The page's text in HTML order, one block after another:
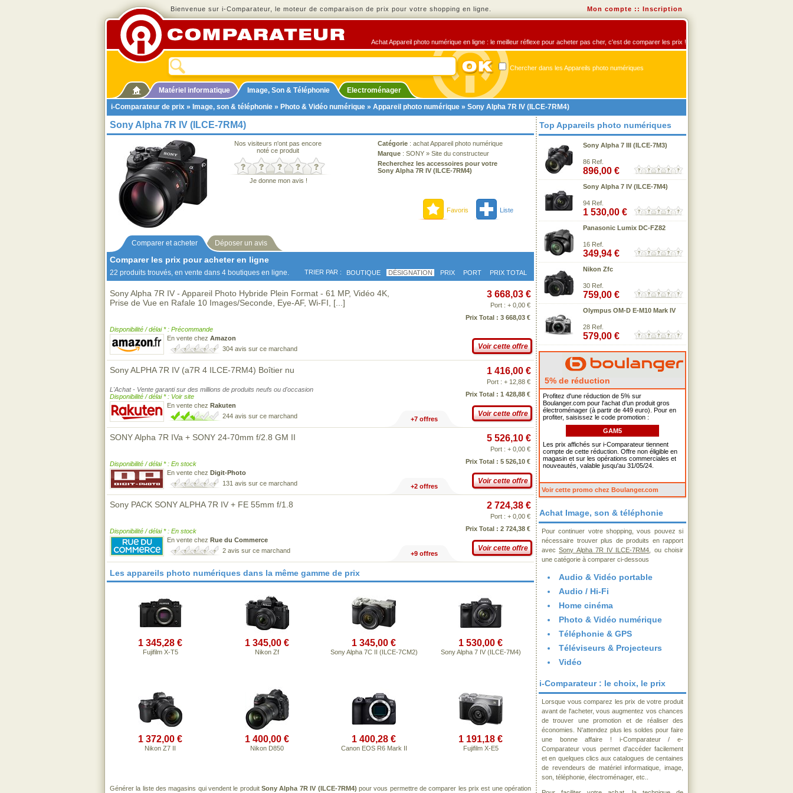
Bienvenue sur i-Comparateur, le moteur de comparaison de prix pour votre shopping en ligne. Mon compte :: Inscription
Achat Appareil photo numérique en ligne : le meilleur réflexe pour acheter pas cher, c'est de comparer les prix !
Chercher dans les Appareils photo numériques
Matériel informatique Image, Son & Téléphonie
Electroménager
i-Comparateur de prix » Image, son & téléphonie » Photo & Vidéo numérique » Appareil photo numérique » Sony Alpha 7R IV (ILCE-7RM4)
Sony Alpha 7R IV (ILCE-7RM4)
Nos visiteurs n'ont pas encore
noté ce produit
Je donne mon avis !
Catégorie : achat Appareil photo numérique
Marque : SONY » Site du constructeur
Recherchez les accessoires pour votre
Sony Alpha 7R IV (ILCE-7RM4)
Favoris Liste
Comparer et acheter Déposer un avis
Comparer les prix pour acheter en ligne
22 produits trouvés, en vente dans 4 boutiques en ligne. TRIER PAR : BOUTIQUE DÉSIGNATION PRIX PORT PRIX TOTAL
Sony Alpha 7R IV - Appareil Photo Hybride Plein Format - 61 MP, Vidéo 4K,
Prise de Vue en Rafale 10 Images/Seconde, Eye-AF, Wi-FI, [...]
Disponibilité / délai * : Précommande
En vente chez Amazon
304 avis sur ce marchand
3 668,03 €
Port : + 0,00 €
Prix Total : 3 668,03 €
Voir cette offre
Sony ALPHA 7R IV (a7R 4 ILCE-7RM4) Boîtier nu
L'Achat - Vente garanti sur des millions de produits neufs ou d'occasion
Disponibilité / délai * : Voir site
En vente chez Rakuten
244 avis sur ce marchand
1 416,00 €
Port : + 12,88 €
Prix Total : 1 428,88 €
Voir cette offre
+7 offres
SONY Alpha 7R IVa + SONY 24-70mm f/2.8 GM II
Disponibilité / délai * : En stock
En vente chez Digit-Photo
131 avis sur ce marchand
5 526,10 €
Port : + 0,00 €
Prix Total : 5 526,10 €
Voir cette offre
+2 offres
Sony PACK SONY ALPHA 7R IV + FE 55mm f/1.8
Disponibilité / délai * : En stock
En vente chez Rue du Commerce
2 avis sur ce marchand
2 724,38 €
Port : + 0,00 €
Prix Total : 2 724,38 €
Voir cette offre
+9 offres
Les appareils photo numériques dans la même gamme de prix
1 345,28 €
Fujifilm X-T5
1 345,00 €
Nikon Zf
1 345,00 €
Sony Alpha 7C II (ILCE-7CM2)
1 530,00 €
Sony Alpha 7 IV (ILCE-7M4)
1 372,00 €
Nikon Z7 II
1 400,00 €
Nikon D850
1 400,28 €
Canon EOS R6 Mark II
1 191,18 €
Fujifilm X-E5
Générer la liste des magasins qui vendent le produitSony Alpha 7R IV (ILCE-7RM4) pour vous permettre de comparer les prix est une opération
Top Appareils photo numériques
Sony Alpha 7 III (ILCE-7M3)
86 Ref.
896,00 €
Sony Alpha 7 IV (ILCE-7M4)
94 Ref.
1 530,00 €
Panasonic Lumix DC-FZ82
16 Ref.
349,94 €
Nikon Zfc
30 Ref.
759,00 €
Olympus OM-D E-M10 Mark IV
28 Ref.
579,00 €
5% de réduction
Profitez d'une réduction de 5% sur
Boulanger.com pour l'achat d'un produit gros
électroménager (à partir de 449 euro). Pour en
profiter, saisissez le code promotion :
GAM5
Les prix affichés sur i-Comparateur tiennent
compte de cette réduction. Offre non éligible en
magasin et sur les opérations commerciales et
nouveautés, valable jusqu'au 31/05/24.
Voir cette promo chez Boulanger.com
Achat Image, son & téléphonie
Pour continuer votre shopping, vous pouvez si
nécessaire trouver plus de produits en rapport
avecSony Alpha 7R IV ILCE-7RM4 , ou choisir
une catégorie à comparer ci-dessous
Audio & Vidéo portable
Audio / Hi-Fi
Home cinéma
Photo & Vidéo numérique
Téléphonie & GPS
Téléviseurs & Projecteurs
Vidéo
i-Comparateur : le choix, le prix
Lorsque vous comparez les prix de votre produit
avant de l'acheter, vous augmentez vos chances
de trouver une promotion et de réaliser des
économies. N'attendez plus les soldes pour faire
une bonne affaire ! i-Comparateur / e-
Comparateur vous permet d'accéder facilement
et en quelques clics aux catalogues de centaines
de revendeurs de matériel informatique, image,
son, téléphonie, électroménager, etc..